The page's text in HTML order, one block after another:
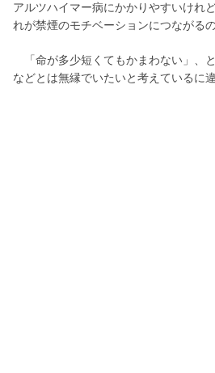
アルツハイマー病にかかりやすいけれ
れが禁煙のモチベーションにつながる
「命が多少短くてもかまわない」、
などとは無縁でいたいと考えているに